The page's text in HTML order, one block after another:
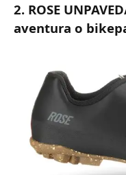
2. ROSE
aventura o